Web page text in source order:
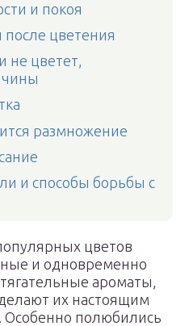
и покоя
цветения
не цветет,
размножение
и способы борьбы с
цветов
и одновременно
ароматы,
их настоящим
полюбились